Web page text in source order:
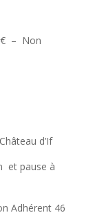
– Non
d’If
et pause à
Adhérent 46